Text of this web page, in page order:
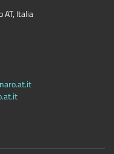
AT, Italia